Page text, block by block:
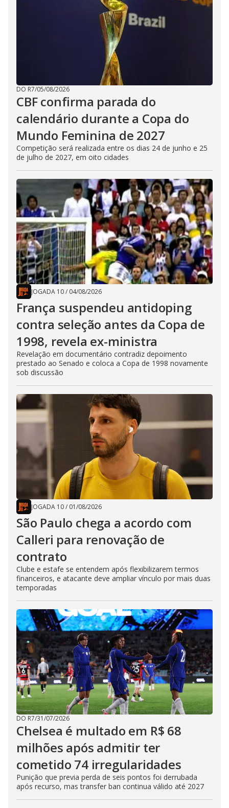
DO R7/05/08/2026
CBF confirma parada do
calendário durante a Copa do
Mundo Feminina de 2027
Competição será realizada entre os dias 24 de junho e 25
de julho de 2027, em oito cidades
JOGADA 10/ 04/08/2026
França suspendeu antidoping
contra seleção antes da Copa de
1998, revela ex-ministra
Revelação em documentário contradiz depoimento
prestado ao Senado e coloca a Copa de 1998 novamente
sob discussão
JOGADA 10/ 01/08/2026
São Paulo chega a acordo com
Calleri para renovação de
contrato
Clube e estafe se entendem após flexibilizarem termos
financeiros, e atacante deve ampliar vínculo por mais duas
temporadas
DO R7/31/07/2026
Chelsea é multado em R$ 68
milhões após admitir ter
cometido 74 irregularidades
Punição que previa perda de seis pontos foi derrubada
após recurso, mas transfer ban continua válido até 2027